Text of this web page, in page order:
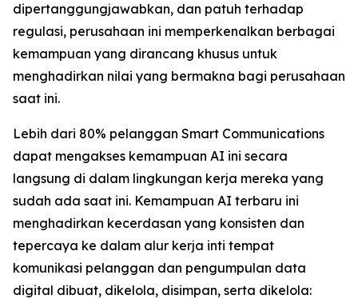
dipertanggungjawabkan, dan patuh terhadap
regulasi, perusahaan ini memperkenalkan berbagai
kemampuan yang dirancang khusus untuk
menghadirkan nilai yang bermakna bagi perusahaan
saat ini.
Lebih dari 80% pelanggan Smart Communications
dapat mengakses kemampuan AI ini secara
langsung di dalam lingkungan kerja mereka yang
sudah ada saat ini. Kemampuan AI terbaru ini
menghadirkan kecerdasan yang konsisten dan
tepercaya ke dalam alur kerja inti tempat
komunikasi pelanggan dan pengumpulan data
digital dibuat, dikelola, disimpan, serta dikelola: